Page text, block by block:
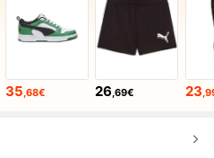
35,68€ 26,69€ 23